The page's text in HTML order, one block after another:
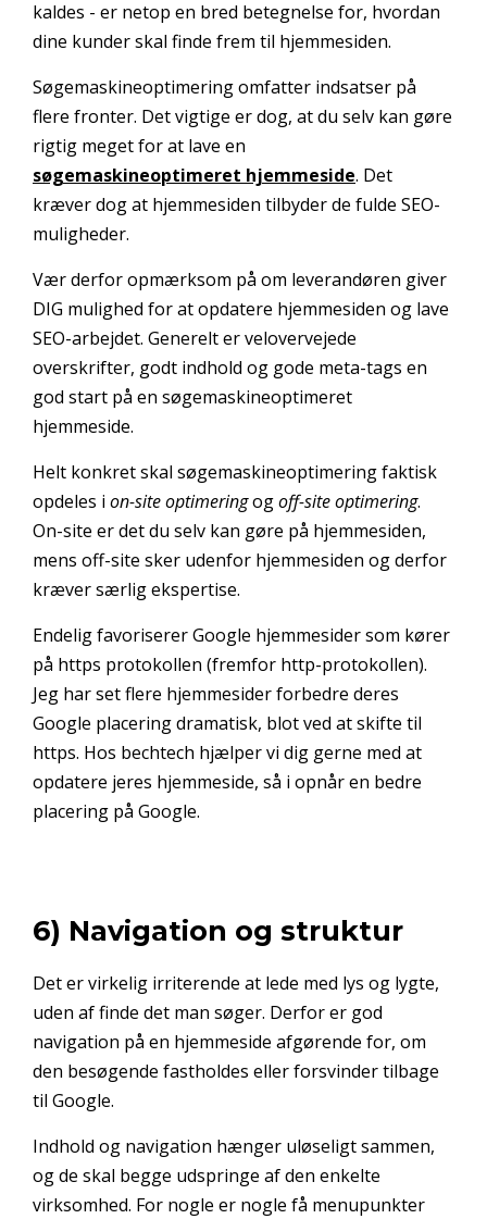
kaldes - er netop en bred betegnelse for, hvordan
dine kunder skal finde frem til hjemmesiden.
Søgemaskineoptimering omfatter indsatser på
flere fronter. Det vigtige er dog, at du selv kan gøre
rigtig meget for at lave en
søgemaskineoptimeret hjemmeside. Det
kræver dog at hjemmesiden tilbyder de fulde SEO-
muligheder.
Vær derfor opmærksom på om leverandøren giver
DIG mulighed for at opdatere hjemmesiden og lave
SEO-arbejdet. Generelt er velovervejede
overskrifter, godt indhold og gode meta-tags en
god start på en søgemaskineoptimeret
hjemmeside.
Helt konkret skal søgemaskineoptimering faktisk
opdeles i on-site optimeringogoff-site optimering.
On-site er det du selv kan gøre på hjemmesiden,
mens off-site sker udenfor hjemmesiden og derfor
kræver særlig ekspertise.
Endelig favoriserer Google hjemmesider som kører
på https protokollen (fremfor http-protokollen).
Jeg har set flere hjemmesider forbedre deres
Google placering dramatisk, blot ved at skifte til
https. Hos bechtech hjælper vi dig gerne med at
opdatere jeres hjemmeside, så i opnår en bedre
placering på Google.
6) Navigation og struktur
Det er virkelig irriterende at lede med lys og lygte,
uden af finde det man søger. Derfor er god
navigation på en hjemmeside afgørende for, om
den besøgende fastholdes eller forsvinder tilbage
til Google.
Indhold og navigation hænger uløseligt sammen,
og de skal begge udspringe af den enkelte
virksomhed. For nogle er nogle få menupunkter